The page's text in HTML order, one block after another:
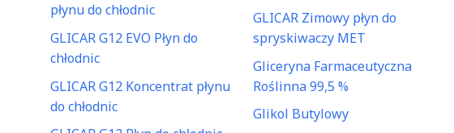
płynu do chłodnic
GLICAR G12 EVO Płyn do
chłodnic
GLICAR G12 Koncentrat płynu
do chłodnic
GLICAR Zimowy płyn do
spryskiwaczy MET
Gliceryna Farmaceutyczna
Roślinna 99,5 %
Glikol Butylowy